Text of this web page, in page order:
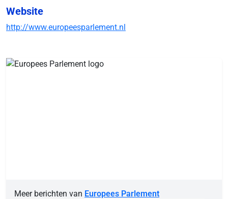
Website
http://www.europeesparlement.nl
Meer berichten van Europees Parlement